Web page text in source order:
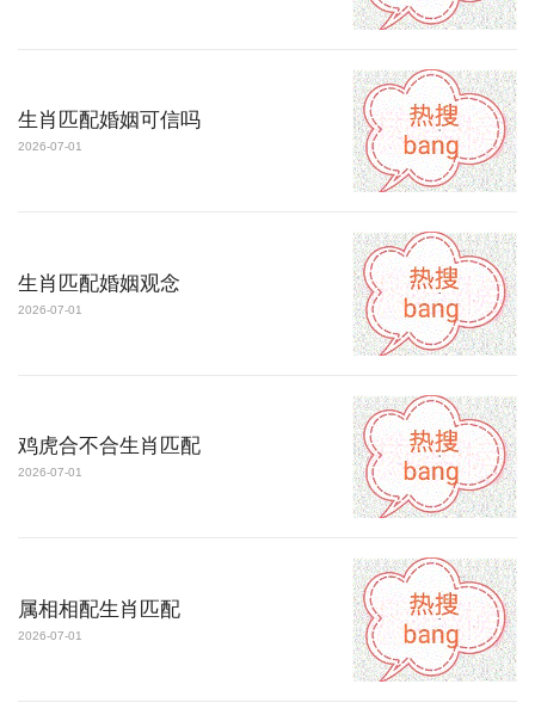
生肖匹配婚姻可信吗
2026-07-01
生肖匹配婚姻观念
2026-07-01
鸡虎合不合生肖匹配
2026-07-01
属相相配生肖匹配
2026-07-01